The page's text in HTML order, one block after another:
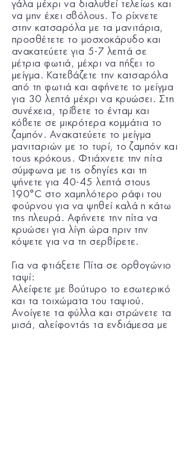
γάλα μέχρι να διαλυθεί τελείως και
να μην έχει σβόλους. Το ρίχνετε
στην κατσαρόλα με τα μανιτάρια,
προσθέτετε το μοσχοκάρυδο και
ανακατεύετε για 5-7 λεπτά σε
μέτρια φωτιά, μέχρι να πήξει το
μείγμα. Κατεβάζετε την κατσαρόλα
από τη φωτιά και αφήνετε το μείγμα
για 30 λεπτά μέχρι να κρυώσει. Στη
συνέχεια, τρίβετε το ένταμ και
κόβετε σε μικρότερα κομμάτια το
ζαμπόν. Ανακατεύετε το μείγμα
μανιταριών με το τυρί, το ζαμπόν και
τους κρόκους. Φτιάχνετε την πίτα
σύμφωνα με τις οδηγίες και τη
ψήνετε για 40-45 λεπτά στους
190°C στο χαμηλότερο ράφι του
φούρνου για να ψηθεί καλά η κάτω
της πλευρά. Αφήνετε την πίτα να
κρυώσει για λίγη ώρα πριν την
κόψετε για να τη σερβίρετε.
Για να φτιάξετε Πίτα σε ορθογώνιο
ταψί:
Αλείφετε με βούτυρο το εσωτερικό
και τα τοιχώματα του ταψιού.
Ανοίγετε τα φύλλα και στρώνετε τα
μισά, αλείφοντάς τα ενδιάμεσα με